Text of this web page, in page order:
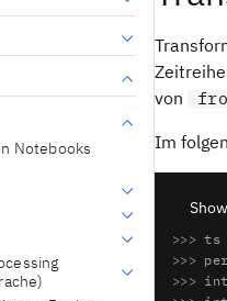
Notebooks
von
Im
>>> ts
>>>
>>>